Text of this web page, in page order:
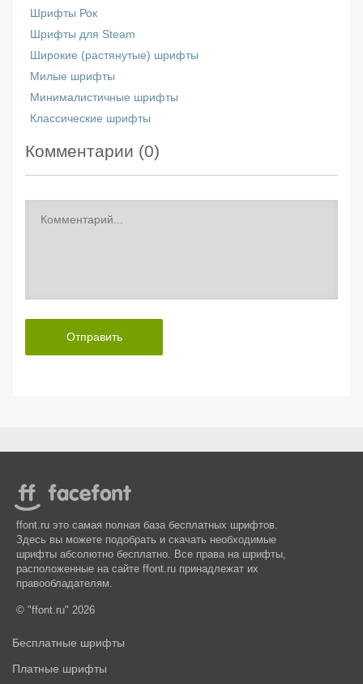
Шрифты Рок
Шрифты для Steam
Широкие (растянутые) шрифты
Милые шрифты
Минималистичные шрифты
Классические шрифты
Комментарии (0)
Отправить
ffont.ru это самая полная база бесплатных шрифтов.
Здесь вы можете подобрать и скачать необходимые
шрифты абсолютно бесплатно. Все права на шрифты,
расположенные на сайте ffont.ru принадлежат их
правообладателям.
© "ffont.ru" 2026
Бесплатные шрифты
Платные шрифты